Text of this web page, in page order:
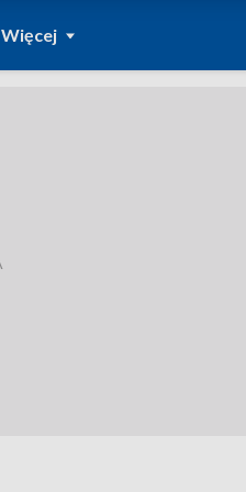
Więcej